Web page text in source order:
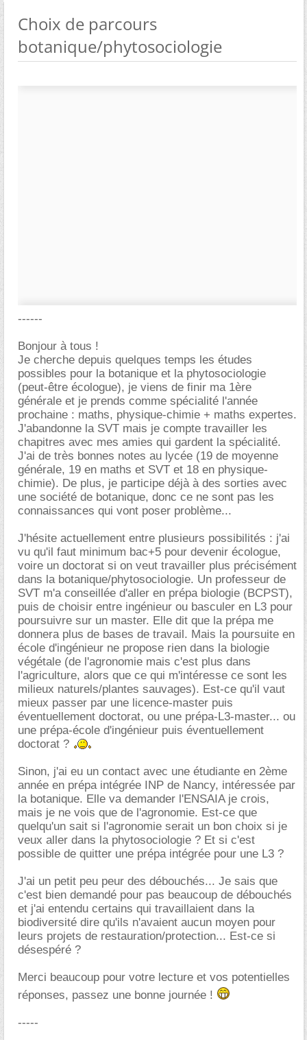
Choix de parcours
botanique/phytosociologie
------
Bonjour à tous !
Je cherche depuis quelques temps les études
possibles pour la botanique et la phytosociologie
(peut-être écologue), je viens de finir ma 1ère
générale et je prends comme spécialité l'année
prochaine : maths, physique-chimie + maths expertes.
J'abandonne la SVT mais je compte travailler les
chapitres avec mes amies qui gardent la spécialité.
J'ai de très bonnes notes au lycée (19 de moyenne
générale, 19 en maths et SVT et 18 en physique-
chimie). De plus, je participe déjà à des sorties avec
une société de botanique, donc ce ne sont pas les
connaissances qui vont poser problème...
J'hésite actuellement entre plusieurs possibilités : j'ai
vu qu'il faut minimum bac+5 pour devenir écologue,
voire un doctorat si on veut travailler plus précisément
dans la botanique/phytosociologie. Un professeur de
SVT m'a conseillée d'aller en prépa biologie (BCPST),
puis de choisir entre ingénieur ou basculer en L3 pour
poursuivre sur un master. Elle dit que la prépa me
donnera plus de bases de travail. Mais la poursuite en
école d'ingénieur ne propose rien dans la biologie
végétale (de l'agronomie mais c'est plus dans
l'agriculture, alors que ce qui m'intéresse ce sont les
milieux naturels/plantes sauvages). Est-ce qu'il vaut
mieux passer par une licence-master puis
éventuellement doctorat, ou une prépa-L3-master... ou
une prépa-école d'ingénieur puis éventuellement
doctorat ?
Sinon, j'ai eu un contact avec une étudiante en 2ème
année en prépa intégrée INP de Nancy, intéressée par
la botanique. Elle va demander l'ENSAIA je crois,
mais je ne vois que de l'agronomie. Est-ce que
quelqu'un sait si l'agronomie serait un bon choix si je
veux aller dans la phytosociologie ? Et si c'est
possible de quitter une prépa intégrée pour une L3 ?
J'ai un petit peu peur des débouchés... Je sais que
c'est bien demandé pour pas beaucoup de débouchés
et j'ai entendu certains qui travaillaient dans la
biodiversité dire qu'ils n'avaient aucun moyen pour
leurs projets de restauration/protection... Est-ce si
désespéré ?
Merci beaucoup pour votre lecture et vos potentielles
réponses, passez une bonne journée !
-----